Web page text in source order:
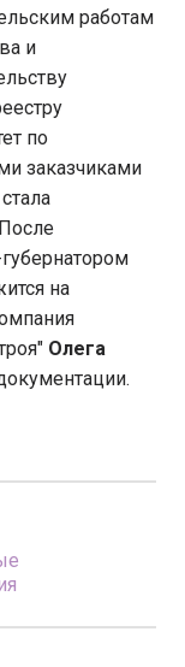
работам
и
по
заказчиками
на
Олега